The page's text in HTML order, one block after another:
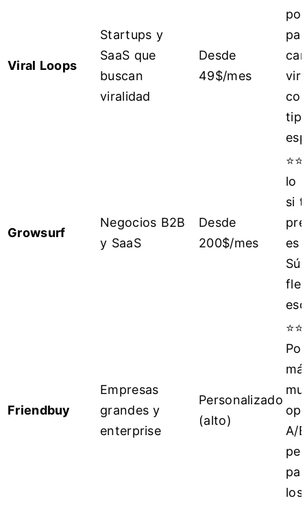
Viral Loops
Startups y
SaaS que
buscan
viralidad
Desde
49$/mes
Growsurf
Negocios B2B
y SaaS
Desde
200$/mes
lo
si
es
Friendbuy
Empresas
grandes y
enterprise
Personalizado
(alto)
A/
los